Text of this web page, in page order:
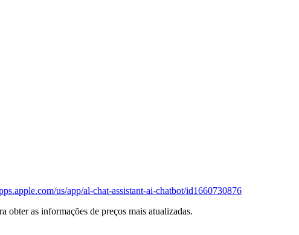
us/app/al-chat-assistant-ai-chatbot/id1660730876
obter as informações de preços mais atualizadas.